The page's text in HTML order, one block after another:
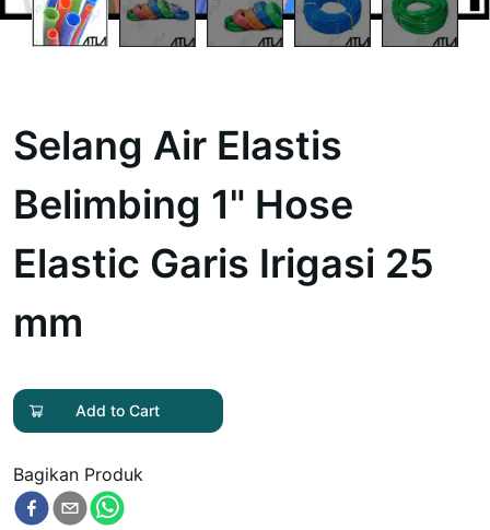
Selang Air Elastis
Belimbing 1" Hose
Elastic Garis Irigasi 25
mm
Add to Cart
Bagikan Produk